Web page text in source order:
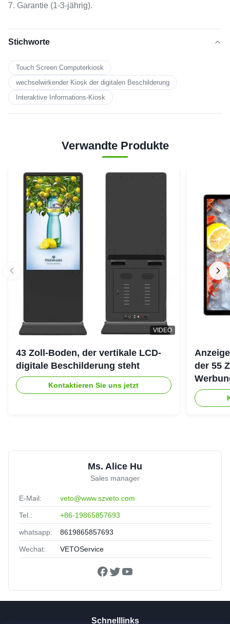
7. Garantie (1-3-jährig).
Stichworte
Touch Screen Computerkiosk
wechselwirkender Kiosk der digitalen Beschilderung
Interaktive Informations-Kiosk
Verwandte Produkte
VIDEO
43 Zoll-Boden, der vertikale LCD-
digitale Beschilderung steht
Kontaktieren Sie uns jetzt
der 55
ultra
Ms. Alice Hu
Sales manager
E-Mail: veto@www.szveto.com
Tel.: +86-19865857693
whatsapp: 8619865857693
Wechat: VETOService
Schnelllinks